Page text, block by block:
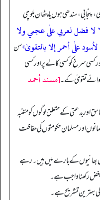
پنجابی، سندھی ہوں یا پٹھان بلوچی
لا فضل لعربي علٰی عجمي ولا
علٰی أحمر إلا بالتقویٰ»سن
کسی سرخ کو کسی کالے پر اور کسی
تقویٰ کے۔[مسند أحمد
اور بدعتی کے متعلق لوگوں کو متنبہ
اور مسلمان حکومتوں کی حفاظت
بھائیوں کے بارے میں ہیں۔ رہے
بغض رکھنا واجب ہے۔